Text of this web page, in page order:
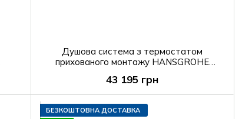
Душова система з термостатом
прихованого монтажу HANSGROHE
43 195 грн
БЕЗКОШТОВНА ДОСТАВКА